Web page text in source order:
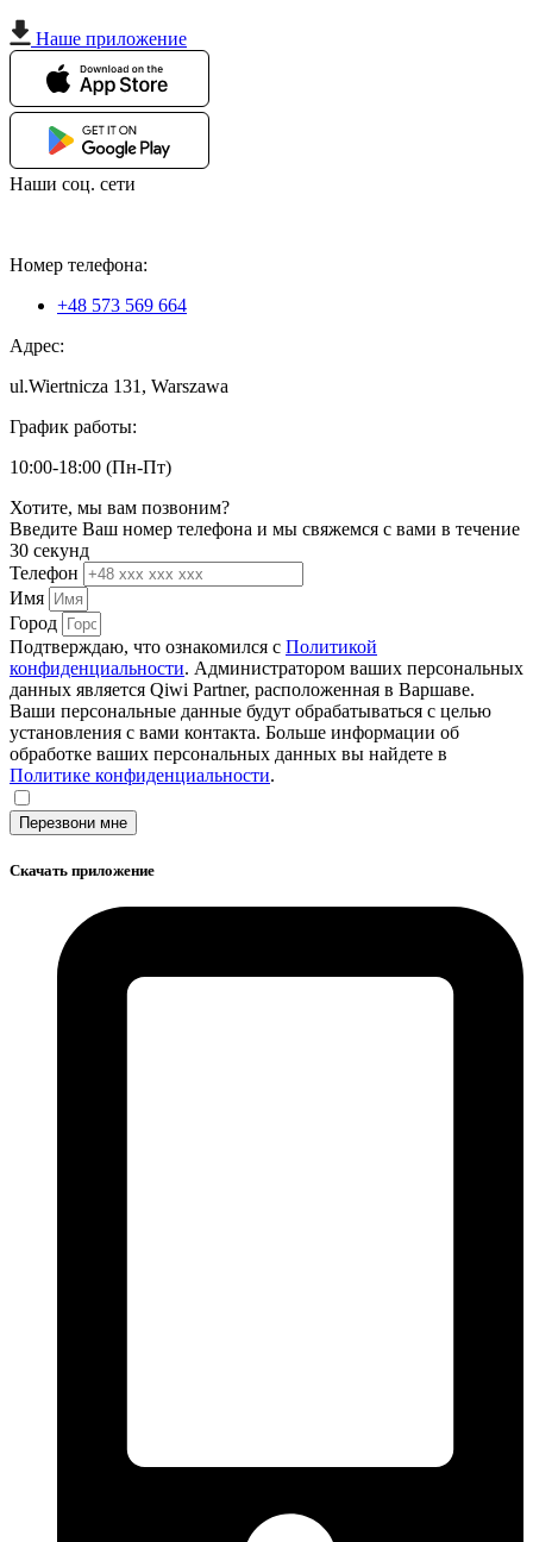
Наше приложение
Наши соц. сети
Номер телефона:
+48 573 569 664
Адрес:
ul.Wiertnicza 131, Warszawa
График работы:
10:00-18:00 (Пн-Пт)
Хотите, мы вам позвоним?
Введите Ваш номер телефона и мы свяжемся с вами в течение
30 секунд
Телефон
Имя
Город
Подтверждаю, что ознакомился с Политикой
конфиденциальности. Администратором ваших персональных
данных является Qiwi Partner, расположенная в Варшаве.
Ваши персональные данные будут обрабатываться с целью
установления с вами контакта. Больше информации об
обработке ваших персональных данных вы найдете в
Политике конфиденциальности.
Перезвони мне
Скачать приложение